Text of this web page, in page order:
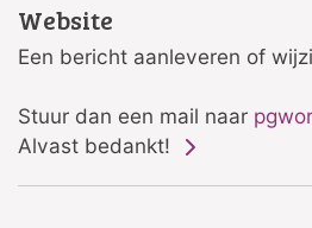
Website
Een bericht aanleveren of
Stuur dan een mail naar
Alvast bedankt!